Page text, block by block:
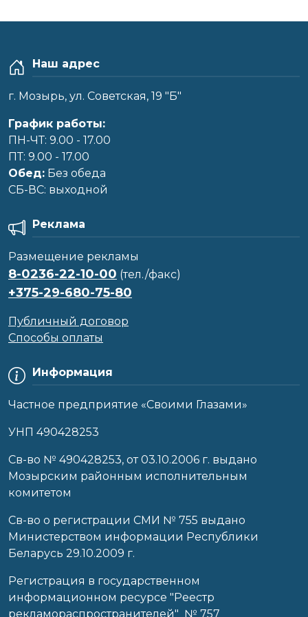
Наш адрес
г. Мозырь, ул. Советская, 19 "Б"
График работы:
ПН-ЧТ: 9.00 - 17.00
ПТ: 9.00 - 17.00
Обед: Без обеда
CБ-ВС: выходной
Информация
Частное предприятие «Своими Глазами»
УНП 490428253
Cв-во № 490428253, от 03.10.2006 г. выдано
Мозырским районным исполнительным
комитетом
Св-во о регистрации СМИ № 755 выдано
Министерством информации Республики
Беларусь 29.10.2009 г.
Регистрация в государственном
информационном ресурсе "Реестр
рекламораспространителей" № 757
Реклама
Размещение рекламы
8-0236-22-10-00 (тел./факс)
+375-29-680-75-80
Публичный договор
Способы оплаты